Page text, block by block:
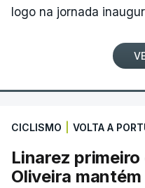
logo na jornada
CICLISMO VOLTA A
Linarez primeiro
Oliveira mantém